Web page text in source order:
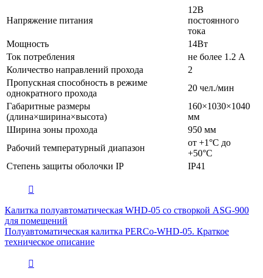
Напряжение питания
12В
постоянного
тока
Мощность
14Вт
Ток потребления
не более 1.2 А
Количество направлений прохода
2
Пропускная способность в режиме
однократного прохода
20 чел./мин
Габаритные размеры
(длина×ширина×высота)
160×1030×1040
мм
Ширина зоны прохода
950 мм
Рабочий температурный диапазон
от +1°C до
+50°C
Степень защиты оболочки IP
IP41
Калитка полуавтоматическая WHD-05 со створкой ASG-900
для помещений
Полуавтоматическая калитка PERCo-WHD-05. Краткое
техническое описание